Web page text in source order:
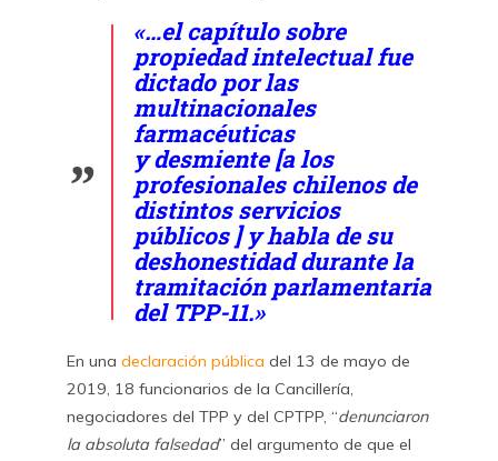
«…el capítulo sobre
propiedad intelectual fue
dictado por las
multinacionales
farmacéuticas
y desmiente [alos
profesionales chilenos de
distintos servicios
públicos] y habla de su
deshonestidad durante la
tramitación parlamentaria
del TPP-11.»
En una declaración pública del 13 de mayo de
2019, 18 funcionarios de la Cancillería,
negociadores del TPP y del CPTPP, “denunciaron
la absoluta falsedad” del argumento de que el